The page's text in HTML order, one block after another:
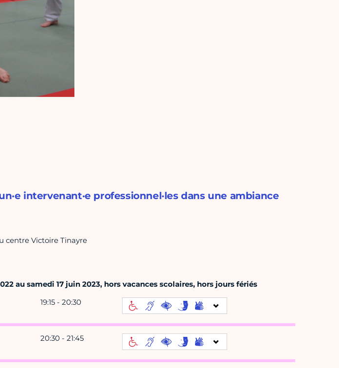
intervenant·e professionnel·les dans une ambiance
centre Victoire Tinayre
au samedi 17 juin 2023, hors vacances scolaires, hors jours fériés
19:15 - 20:30
20:30 - 21:45